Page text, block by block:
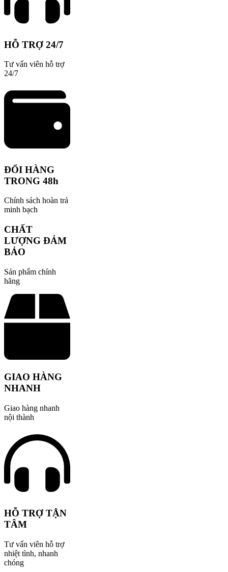
HỖ TRỢ 24/7
Tư vấn viên hỗ trợ
24/7
ĐỔI HÀNG
TRONG 48h
Chính sách hoàn trả
minh bạch
CHẤT
LƯỢNG ĐẢM
BẢO
Sản phẩm chính
hãng
GIAO HÀNG
NHANH
Giao hàng nhanh
nội thành
HỖ TRỢ TẬN
TÂM
Tư vấn viên hỗ trợ
nhiệt tình, nhanh
chóng